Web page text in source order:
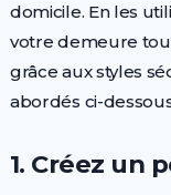
domicile. En les
votre demeure
grâce aux styles
abordés ci-
1. Créez un